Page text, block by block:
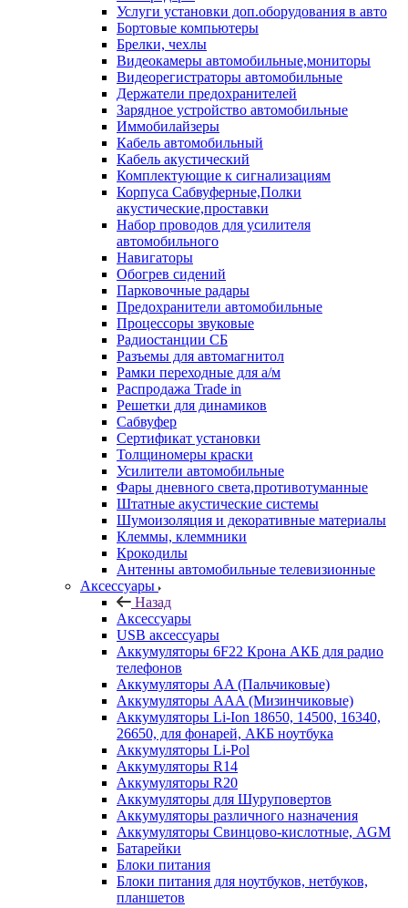
Услуги установки доп.оборудования в авто
Бортовые компьютеры
Брелки, чехлы
Видеокамеры автомобильные,мониторы
Видеорегистраторы автомобильные
Держатели предохранителей
Зарядное устройство автомобильные
Иммобилайзеры
Кабель автомобильный
Кабель акустический
Комплектующие к сигнализациям
Корпуса Сабвуферные,Полки
акустические,проставки
Набор проводов для усилителя
автомобильного
Навигаторы
Обогрев сидений
Парковочные радары
Предохранители автомобильные
Процессоры звуковые
Радиостанции СБ
Разъемы для автомагнитол
Рамки переходные для а/м
Распродажа Trade in
Решетки для динамиков
Сабвуфер
Сертификат установки
Толщиномеры краски
Усилители автомобильные
Фары дневного света,противотуманные
Штатные акустические системы
Шумоизоляция и декоративные материалы
Клеммы, клеммники
Крокодилы
Антенны автомобильные телевизионные
Аксессуары
Назад
Аксессуары
USB аксессуары
Аккумуляторы 6F22 Крона АКБ для радио
телефонов
Аккумуляторы AA (Пальчиковые)
Аккумуляторы AAA (Мизинчиковые)
Аккумуляторы Li-Ion 18650, 14500, 16340,
26650, для фонарей, АКБ ноутбука
Аккумуляторы Li-Pol
Аккумуляторы R14
Аккумуляторы R20
Аккумуляторы для Шуруповертов
Аккумуляторы различного назначения
Аккумуляторы Свинцово-кислотные, AGM
Батарейки
Блоки питания
Блоки питания для ноутбуков, нетбуков,
планшетов